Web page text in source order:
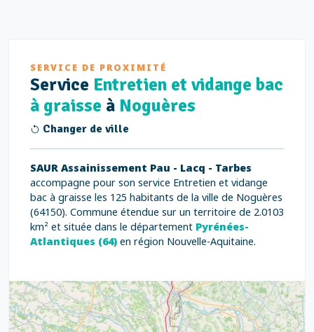
SERVICE DE PROXIMITÉ
Service Entretien et vidange bac
à graisse à Noguères
Changer de ville
SAUR Assainissement Pau - Lacq - Tarbes
accompagne pour son service Entretien et vidange
bac à graisse les 125 habitants de la ville de Noguères
(64150). Commune étendue sur un territoire de 2.0103
km² et située dans le département Pyrénées-
Atlantiques (64) en région Nouvelle-Aquitaine.